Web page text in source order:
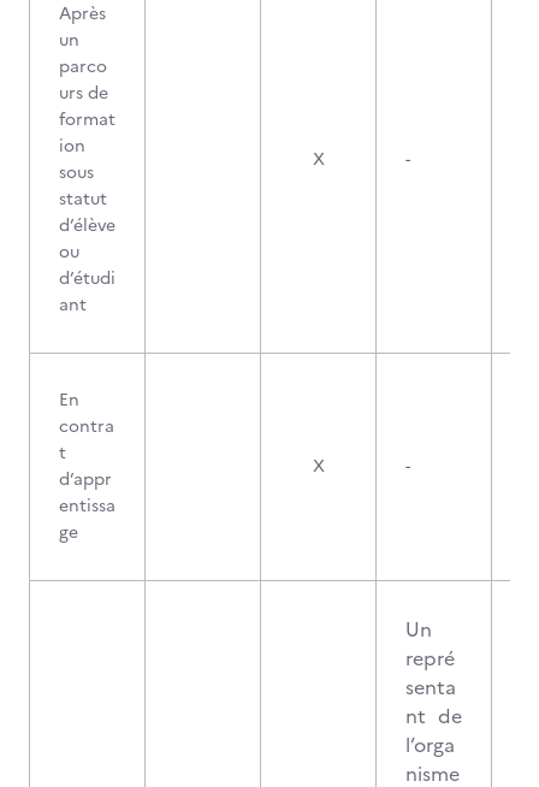
Après
un
parco
urs de
format
ion
sous
statut
d’élève
ou
d’étudi
ant
X -
En
contra
t
d’appr
entissa
ge
X -
Un
repré
senta
nt de
l’orga
nisme